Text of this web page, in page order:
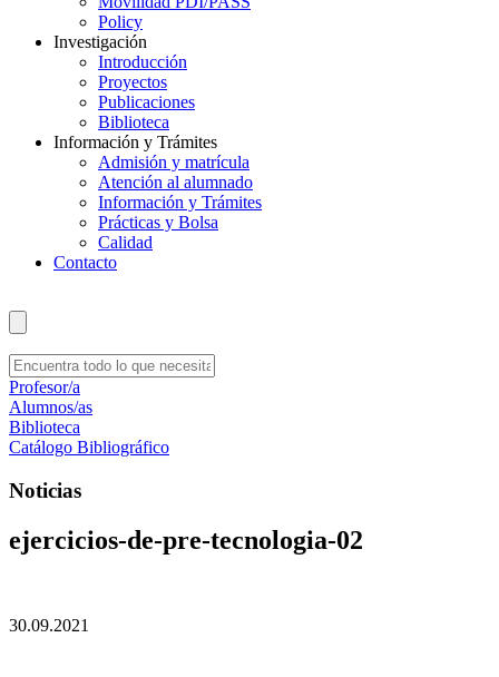
Policy
Investigación
Introducción
Proyectos
Publicaciones
Biblioteca
Información y Trámites
Admisión y matrícula
Atención al alumnado
Información y Trámites
Prácticas y Bolsa
Calidad
Contacto
Profesor/a
Alumnos/as
Biblioteca
Catálogo Bibliográfico
Noticias
ejercicios-de-pre-tecnologia-02
30.09.2021